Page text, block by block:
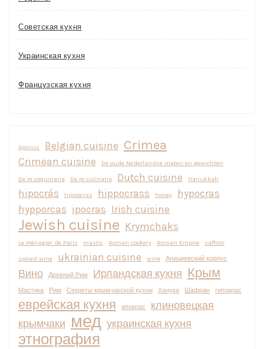
Советская кухня
Украинская кухня
Французская кухня
Apicius Belgian cuisine Crimea
Crimean cuisine De oude Nederlandse maten en gewichten
De re coquinaria De re culinaria Dutch cuisine Hanukkah
hipocrás hippocras hippocrass honey
hypocras
hypporcas ipocras Irish cuisine
Jewish cuisine Krymchaks
Le Ménagier de Paris mastic Roman cookery Roman Empire saffron
spiced wine ukrainian cuisine wine Апициевский корпус
Вино Древний Рим Ирландская кухня Крым
Мастика Рим Секреты крымчакской кухни Ханука Шафран гипокрас
еврейская кухня ипокрас
клиновецкая
крымчаки мед украинская кухня
этнография